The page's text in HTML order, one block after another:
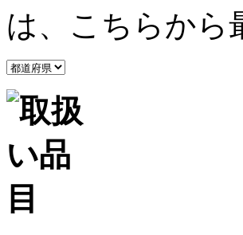
は、こちらから